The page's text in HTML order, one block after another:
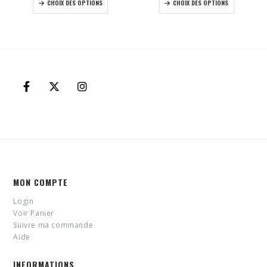
CHOIX DES OPTIONS CHOIX DES OPTIONS
MON COMPTE
Login
Voir Panier
Suivre ma commande
Aide
INFORMATIONS